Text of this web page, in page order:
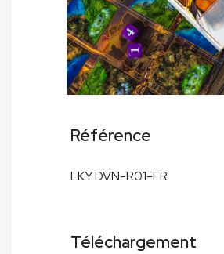
Référence
LKY DVN-R01-FR
Téléchargement